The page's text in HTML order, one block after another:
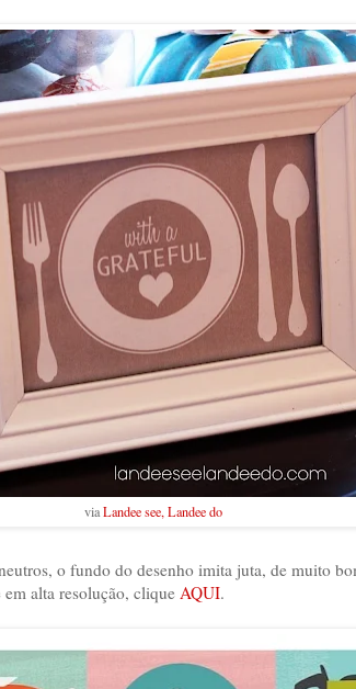
viaLandee see, Landee do
o fundo do desenho imita juta, de muito
alta resolução, clique AQUI.